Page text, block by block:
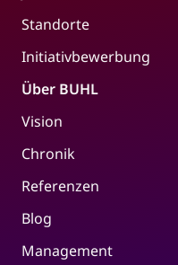
Standorte
Initiativbewerbung
Über BUHL
Vision
Chronik
Referenzen
Blog
Management